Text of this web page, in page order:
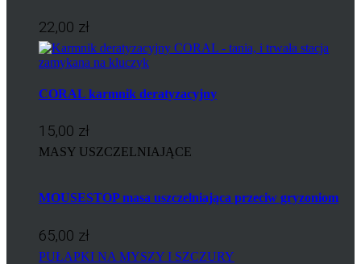
22,00 zł
CORAL karmnik deratyzacyjny
15,00 zł
MASY USZCZELNIAJĄCE
MOUSESTOP masa uszczelniająca przeciw gryzoniom
65,00 zł
PUŁAPKI NA MYSZY I SZCZURY